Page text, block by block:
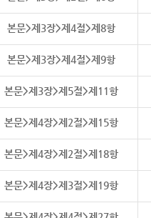
본문>제3장>제4절>제8항
본문>제3장>제4절>제9항
본문>제3장>제5절>제11항
본문>제4장>제2절>제15항
본문>제4장>제2절>제18항
본문>제4장>제3절>제19항